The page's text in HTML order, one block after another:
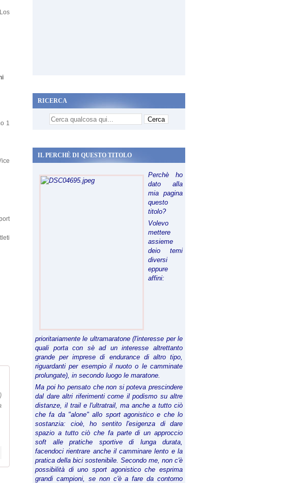
1
RICERCA
IL PERCHÈ DI QUESTO TITOLO
Perchè ho
dato alla
mia pagina
questo
titolo?
Volevo
mettere
assieme
deio temi
diversi
eppure
affini:
prioritariamente le ultramaratone (l'interesse per le
quali porta con sè ad un interesse altrettanto
grande per imprese di endurance di altro tipo,
riguardanti per esempio il nuoto o le camminate
prolungate), in secondo luogo le maratone.
Ma poi ho pensato che non si poteva prescindere
dal dare altri riferimenti come il podismo su altre
distanze, il trail e l'ultratrail, ma anche a tutto ciò
che fa da "alone" allo sport agonistico e che lo
sostanzia: cioè, ho sentito l'esigenza di dare
spazio a tutto ciò che fa parte di un approccio
soft alle pratiche sportive di lunga durata,
facendoci rientrare anche il camminare lento e la
pratica della bici sostenibile. Secondo me, non c'è
possibilità di uno sport agonistico che esprima
grandi campioni, se non c'è a fare da contorno